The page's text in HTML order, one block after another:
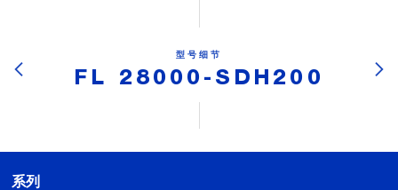
型号细节
FL 28000-SDH200
系列